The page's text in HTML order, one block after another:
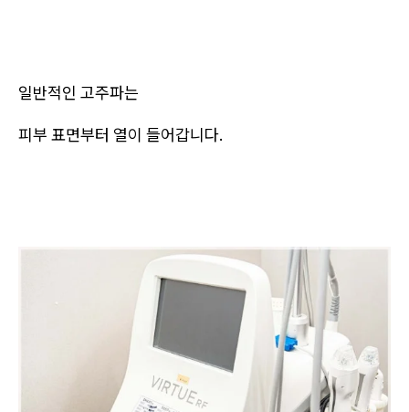
일반적인 고주파는
피부 표면부터 열이 들어갑니다.